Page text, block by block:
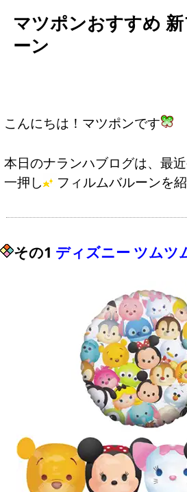
マツポンおすすめ
ーン
こんにちは！マツポンです
本日のナランハブログは、最
一押し
フィルムバルーンを
その1 ディズニー ツムツ